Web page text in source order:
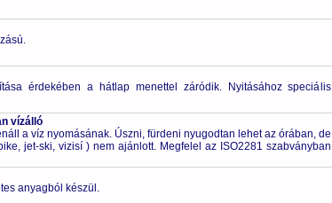
érdekében a hátlap menettel záródik. Nyitásához speciális
vízálló
a víz nyomásának. Úszni, fürdeni nyugodtan lehet az órában, de
jet-ski, vizisí ) nem ajánlott. Megfelel az ISO2281 szabványban
anyagból készül.